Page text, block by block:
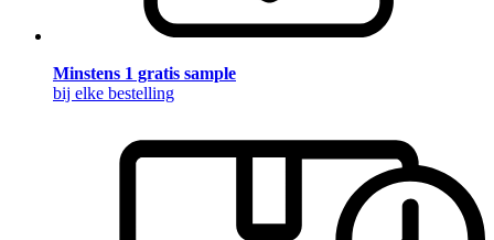
Minstens 1 gratis sample
bij elke bestelling